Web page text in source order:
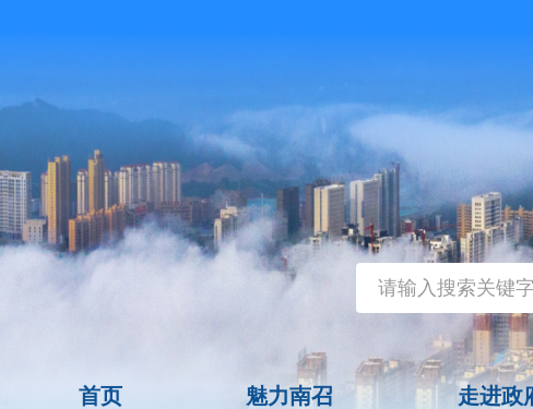
首页 魅力南召 走进政